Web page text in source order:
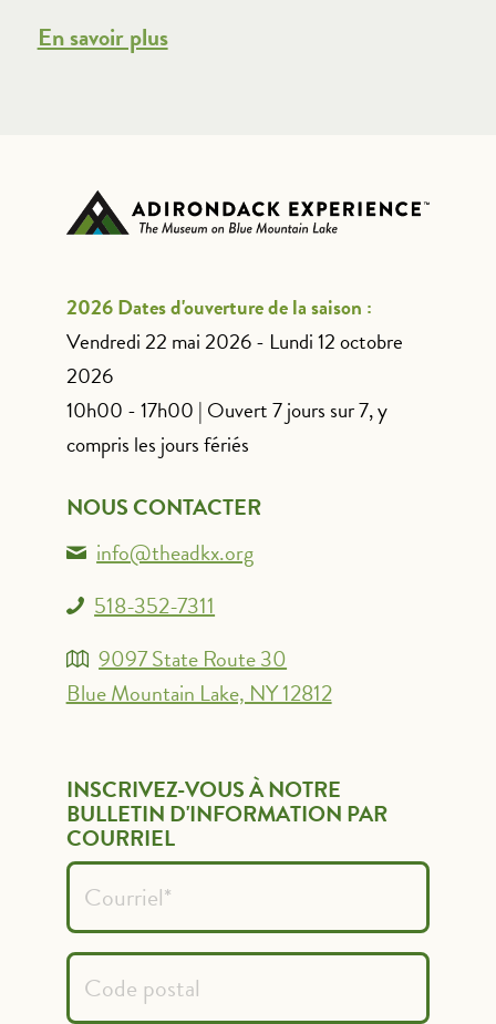
En savoir plus
2026 Dates d'ouverture de la saison :
Vendredi 22 mai 2026 - Lundi 12 octobre
2026
10h00 - 17h00 | Ouvert 7 jours sur 7, y
compris les jours fériés
NOUS CONTACTER
info@theadkx.org
518-352-7311
9097 State Route 30
Blue Mountain Lake, NY 12812
INSCRIVEZ-VOUS À NOTRE
BULLETIN D'INFORMATION PAR
COURRIEL